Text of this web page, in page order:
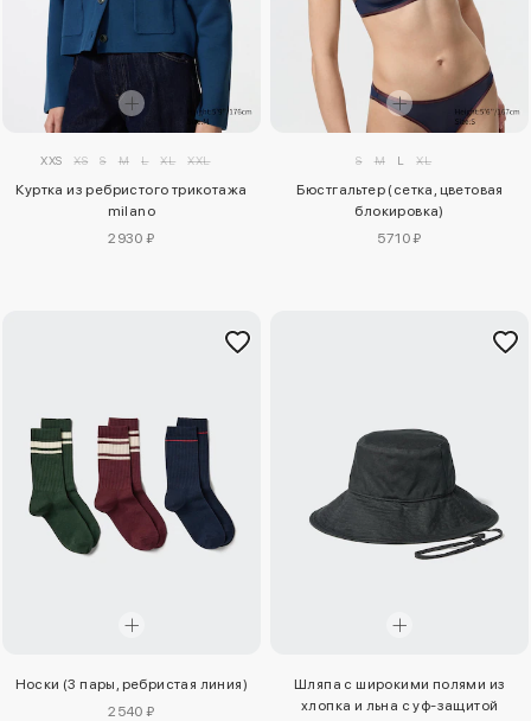
XXS XS S M L XL XXL
Куртка из ребристого трикотажа
milano
2930 ₽
S M L XL
Бюстгальтер (сетка, цветовая
блокировка)
5710 ₽
Носки (3 пары, ребристая линия)
2540 ₽
Шляпа с широкими полями из
хлопка и льна с уф-защитой